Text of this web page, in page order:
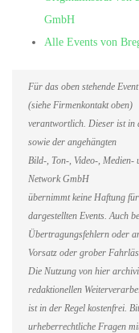
GmbH
Alle Events von
Für das oben stehende
(siehe Firmenkontakt oben)
verantwortlich. Dieser ist in
sowie der angehängten
Bild-, Ton-, Video-,
Network GmbH
übernimmt keine Haftung
dargestellten Events. Auch
Übertragungsfehlern oder
Vorsatz oder grober
Die Nutzung von hier
redaktionellen
ist in der Regel kostenfrei.
urheberrechtliche Fragen